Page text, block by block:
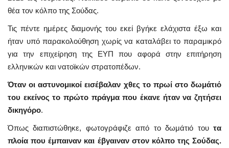
θέα τον κόλπο της Σούδας.
Τις πέντε ημέρες διαμονής του εκεί βγήκε ελάχιστα έξω και
ήταν υπό παρακολούθηση χωρίς να καταλάβει το παραμικρό
για την επιχείρηση της ΕΥΠ που αφορά στην επιτήρηση
ελληνικών και νατοϊκών στρατοπέδων.
Όταν οι αστυνομικοί εισέβαλαν χθες το πρωί στο δωμάτιό
του εκείνος το πρώτο πράγμα που έκανε ήταν να ζητήσει
δικηγόρο.
Όπως διαπιστώθηκε, φωτογράφιζε από το δωμάτιό του τα
πλοία που έμπαιναν και έβγαιναν στον κόλπο της Σούδας.